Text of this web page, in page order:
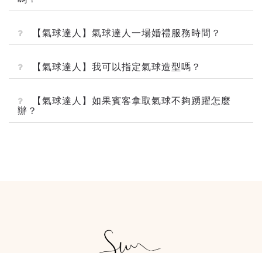
【氣球達人】氣球達人一場婚禮服務時間？
【氣球達人】我可以指定氣球造型嗎？
【氣球達人】如果賓客拿取氣球不夠踴躍怎麼
辦？